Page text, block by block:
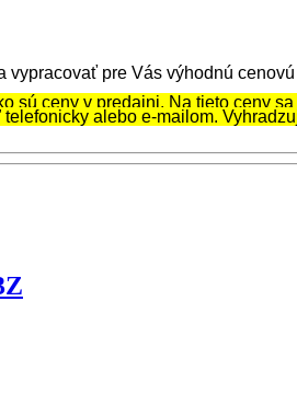
pre Vás výhodnú
sú ceny v predajni. Na tieto ceny
alebo e-mailom.